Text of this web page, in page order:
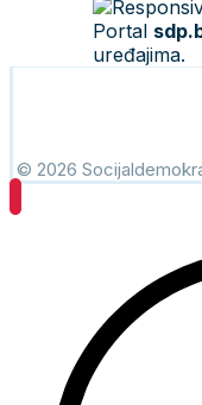
Portal
uređajima.
© 2026